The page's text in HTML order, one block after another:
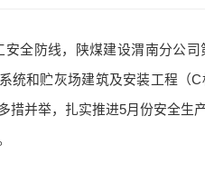
安全防线，陕煤建设渭南分公
统和贮灰场建筑及安装工程（
措并举，扎实推进5月份安全生